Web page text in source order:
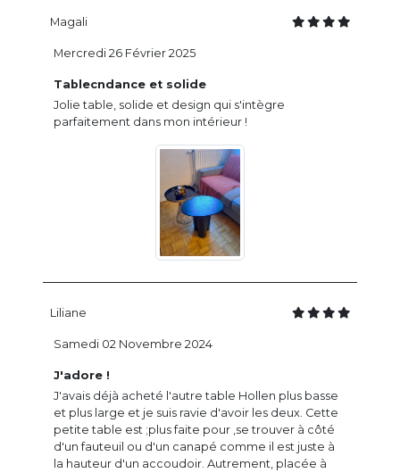
Magali
Tablecndance et solide
Jolie table, solide et design qui s'intègre
parfaitement dans mon intérieur !
Mercredi 26 Février 2025
Liliane
J'adore !
J'avais déjà acheté l'autre table Hollen plus basse
et plus large et je suis ravie d'avoir les deux. Cette
petite table est ;plus faite pour ,se trouver à côté
d'un fauteuil ou d'un canapé comme il est juste à
la hauteur d'un accoudoir. Autrement, placée à
Samedi 02 Novembre 2024